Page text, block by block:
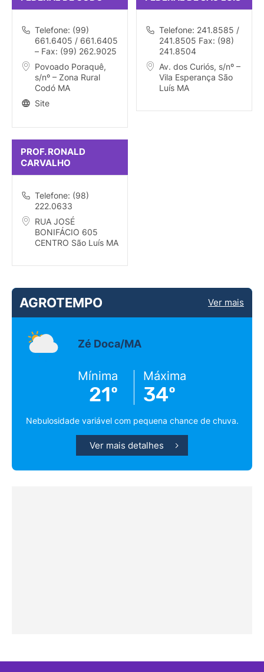
Telefone: (99)
661.6405 / 661.6405
– Fax: (99) 262.9025
Povoado Poraquê,
s/nº – Zona Rural
Codó MA
Site
Telefone: 241.8585 /
241.8505 Fax: (98)
241.8504
Av. dos Curiós, s/nº –
Vila Esperança São
Luís MA
PROF. RONALD
CARVALHO
Telefone: (98)
222.0633
RUA JOSÉ
BONIFÁCIO 605
CENTRO São Luís MA
AGROTEMPO Ver mais
Zé Doca/MA
Mínima
21º
Máxima
34º
Nebulosidade variável com pequena chance de chuva.
Ver mais detalhes